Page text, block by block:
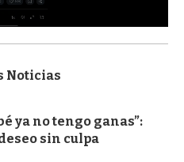
Noticias
ya no tengo ganas”:
sin culpa